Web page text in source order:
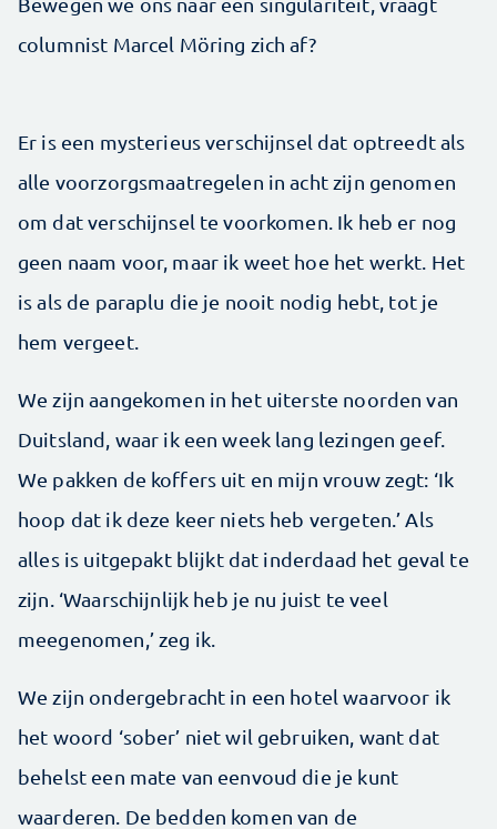
columnist Marcel Möring zich af?
Er is een mysterieus verschijnsel dat optreedt als
alle voorzorgsmaatregelen in acht zijn genomen
om dat verschijnsel te voorkomen. Ik heb er nog
geen naam voor, maar ik weet hoe het werkt. Het
is als de paraplu die je nooit nodig hebt, tot je
hem vergeet.
We zijn aangekomen in het uiterste noorden van
Duitsland, waar ik een week lang lezingen geef.
We pakken de koffers uit en mijn vrouw zegt: ‘Ik
hoop dat ik deze keer niets heb vergeten.’ Als
alles is uitgepakt blijkt dat inderdaad het geval te
zijn. ‘Waarschijnlijk heb je nu juist te veel
meegenomen,’ zeg ik.
We zijn ondergebracht in een hotel waarvoor ik
het woord ‘sober’ niet wil gebruiken, want dat
behelst een mate van eenvoud die je kunt
waarderen. De bedden komen van de